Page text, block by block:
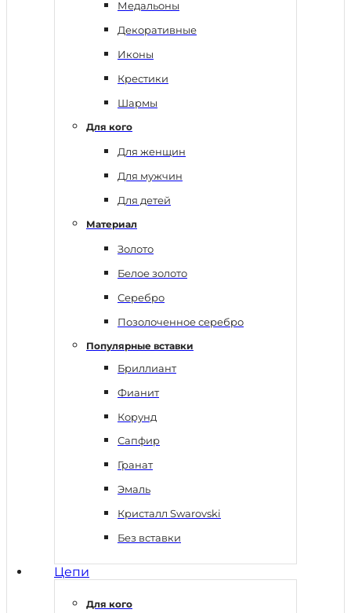
Медальоны
Декоративные
Иконы
Крестики
Шармы
Для кого
Для женщин
Для мужчин
Для детей
Материал
Золото
Белое золото
Серебро
Позолоченное серебро
Популярные вставки
Бриллиант
Фианит
Корунд
Сапфир
Гранат
Эмаль
Кристалл Swarovski
Без вставки
Цепи
Для кого